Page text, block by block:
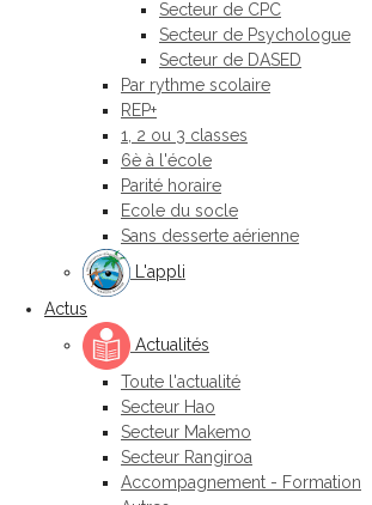
Secteur de CPC
Secteur de Psychologue
Secteur de DASED
Par rythme scolaire
REP+
1, 2 ou 3 classes
6è à l'école
Parité horaire
Ecole du socle
Sans desserte aérienne
L'appli
Actus
Actualités
Toute l'actualité
Secteur Hao
Secteur Makemo
Secteur Rangiroa
Accompagnement - Formation